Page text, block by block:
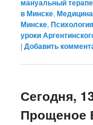
в Минске,Медицина
Минске,Психология
уроки
|Добавить
Сегодня,
Прощеное